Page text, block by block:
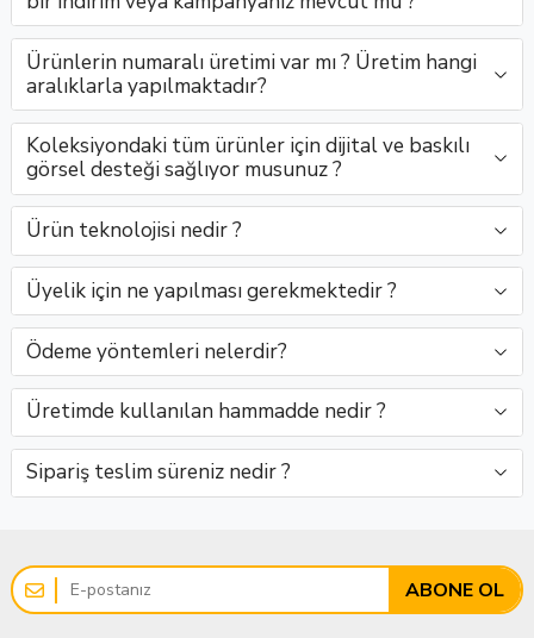
göz alıcı
ela
tonlarıyla
do..
Giana,
Bonitolente
Medikal’..
görünümlü
kahverengi
tonl..
Medikal
güvencesiyle..
Satışta!Rocio
Ares,
ela ve
sofistik..
Ürünlerin numaralı üretimi var mı ? Üretim hangi
aralıklarla yapılmaktadır?
Koleksiyondaki tüm ürünler için dijital ve baskılı
görsel desteği sağlıyor musunuz ?
Ürün teknolojisi nedir ?
Üyelik için ne yapılması gerekmektedir ?
Ödeme yöntemleri nelerdir?
Üretimde kullanılan hammadde nedir ?
Sipariş teslim süreniz nedir ?
ABONE OL